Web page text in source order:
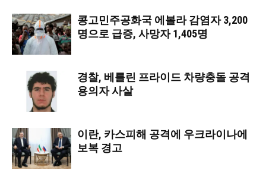
콩고민주공화국 에볼라 감염자 3,200
명으로 급증, 사망자 1,405명
경찰, 베를린 프라이드 차량충돌 공격
용의자 사살
이란, 카스피해 공격에 우크라이나에
보복 경고